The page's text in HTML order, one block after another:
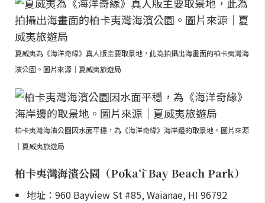
夏威夷為《海洋奇緣》真人版主要取景地，此為拍攝出海畫面的柏卡夷灣海
濱公園。圖片來源｜夏威夷旅遊局
柏卡夷灣海濱公園因水面平穩，為《海洋奇緣》海岸邊的取景地。圖片來源
｜夏威夷旅遊局
柏卡夷灣海濱公園（Pōkaʻī Bay Beach Park）
地址：960 Bayview St #85, Waianae, HI 96792